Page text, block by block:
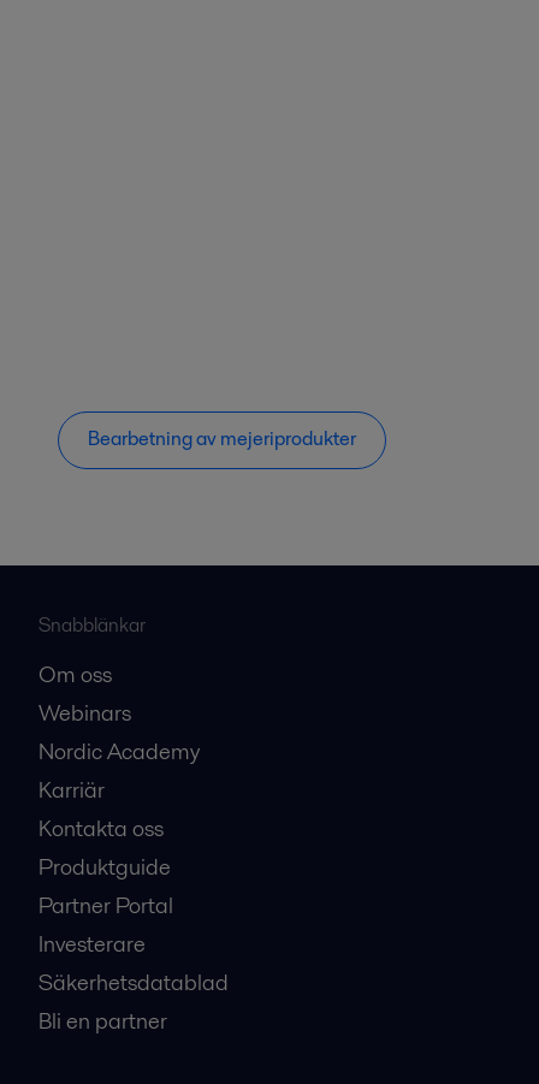
Bearbetning av mejeriprodukter
Snabblänkar
Om oss
Webinars
Nordic Academy
Karriär
Kontakta oss
Produktguide
Partner Portal
Investerare
Säkerhetsdatablad
Bli en partner